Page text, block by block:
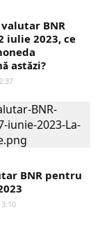
BNR
iulie 2023, ce
astăzi?
BNR pentru